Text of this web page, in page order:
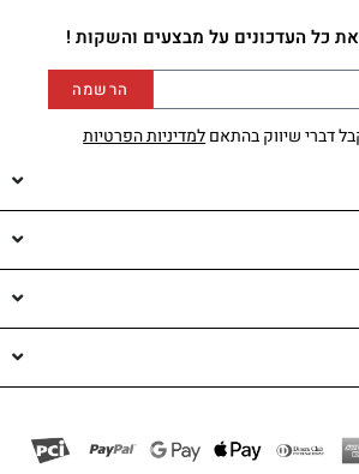
כל העדכונים על מבצעים והשקות !
דברי שיווק בהתאםלמדיניות הפרטיות
הרשמה